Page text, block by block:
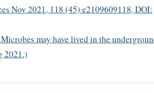
Nov 2021, 118 (45) e2109609118,DOI:
may have lived in the
2021.)